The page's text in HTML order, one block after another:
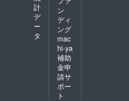
計
デ
ー
タ
ン
ディ
ング
mac
hi-ya
補助
金申
請サ
ポー
ト